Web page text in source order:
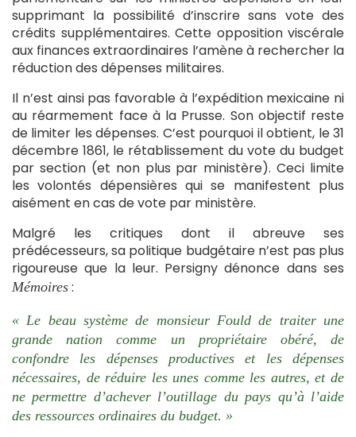
supprimant la possibilité d’inscrire sans vote des
crédits supplémentaires. Cette opposition viscérale
aux finances extraordinaires l’amène à rechercher la
réduction des dépenses militaires.
Il n’est ainsi pas favorable à l’expédition mexicaine ni
au réarmement face à la Prusse. Son objectif reste
de limiter les dépenses. C’est pourquoi il obtient, le 31
décembre 1861, le rétablissement du vote du budget
par section (et non plus par ministère). Ceci limite
les volontés dépensières qui se manifestent plus
aisément en cas de vote par ministère.
Malgré les critiques dont il abreuve ses
prédécesseurs, sa politique budgétaire n’est pas plus
rigoureuse que la leur. Persigny dénonce dans ses
Mémoires :
« Le beau système de monsieur Fould de traiter une
grande nation comme un propriétaire obéré, de
confondre les dépenses productives et les dépenses
nécessaires, de réduire les unes comme les autres, et de
ne permettre d’achever l’outillage du pays qu’à l’aide
des ressources ordinaires du budget. »